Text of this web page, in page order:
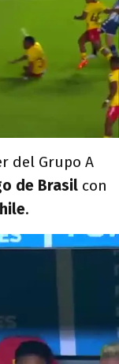
del Grupo A
de Brasil con
.